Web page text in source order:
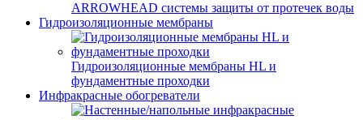
ARROWHEAD системы защиты от протечек воды
Гидроизоляционные мембраны
Гидроизоляционные мембраны HL и
фундаментные проходки
Инфракрасные обогреватели